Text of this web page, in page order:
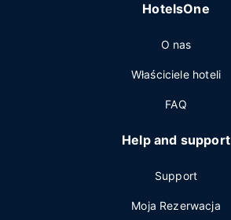
HotelsOne
O nas
Właściciele hoteli
FAQ
Help and support
Support
Moja Rezerwacja